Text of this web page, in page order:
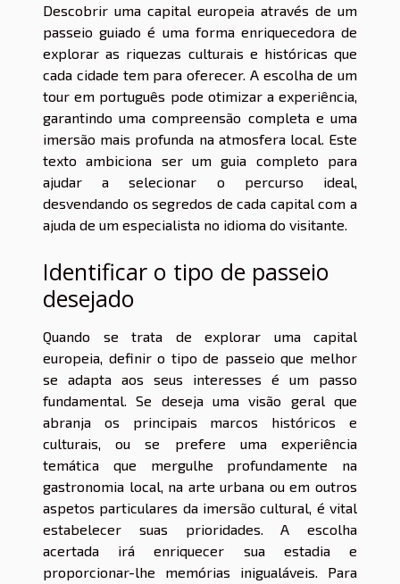
Descobrir uma capital europeia através de um
passeio guiado é uma forma enriquecedora de
explorar as riquezas culturais e históricas que
cada cidade tem para oferecer. A escolha de um
tour em português pode otimizar a experiência,
garantindo uma compreensão completa e uma
imersão mais profunda na atmosfera local. Este
texto ambiciona ser um guia completo para
ajudar a selecionar o percurso ideal,
desvendando os segredos de cada capital com a
ajuda de um especialista no idioma do visitante.
Identificar o tipo de passeio
desejado
Quando se trata de explorar uma capital
europeia, definir o tipo de passeio que melhor
se adapta aos seus interesses é um passo
fundamental. Se deseja uma visão geral que
abranja os principais marcos históricos e
culturais, ou se prefere uma experiência
temática que mergulhe profundamente na
gastronomia local, na arte urbana ou em outros
aspetos particulares da imersão cultural, é vital
estabelecer suas prioridades. A escolha
acertada irá enriquecer sua estadia e
proporcionar-lhe memórias inigualáveis. Para